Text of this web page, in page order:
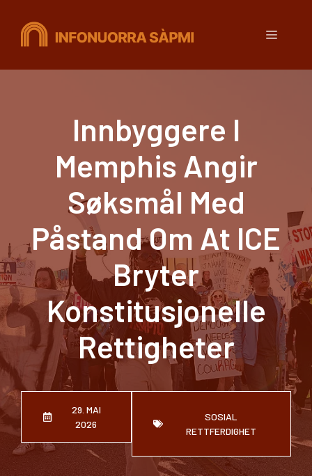
Meny
Innbyggere I
Memphis Angir
Søksmål Med
Påstand Om At ICE
Bryter
Konstitusjonelle
Rettigheter
29. MAI
2026
SOSIAL
RETTFERDIGHET